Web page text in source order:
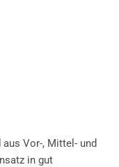
Vor-, Mittel- und
in gut